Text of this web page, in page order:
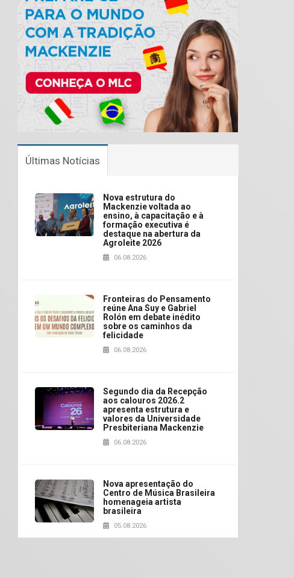
Últimas Notícias
Nova estrutura do
Mackenzie voltada ao
ensino, à capacitação e à
formação executiva é
destaque na abertura da
Agroleite 2026
06.08.2026
Fronteiras do Pensamento
reúne Ana Suy e Gabriel
Rolón em debate inédito
sobre os caminhos da
felicidade
06.08.2026
Segundo dia da Recepção
aos calouros 2026.2
apresenta estrutura e
valores da Universidade
Presbiteriana Mackenzie
06.08.2026
Nova apresentação do
Centro de Música Brasileira
homenageia artista
brasileira
05.08.2026